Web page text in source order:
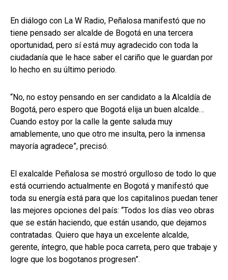
En diálogo con La W Radio, Peñalosa manifestó que no
tiene pensado ser alcalde de Bogotá en una tercera
oportunidad, pero sí está muy agradecido con toda la
ciudadanía que le hace saber el cariño que le guardan por
lo hecho en su último periodo.
“No, no estoy pensando en ser candidato a la Alcaldía de
Bogotá, pero espero que Bogotá elija un buen alcalde…
Cuando estoy por la calle la gente saluda muy
amablemente, uno que otro me insulta, pero la inmensa
mayoría agradece”, precisó.
El exalcalde Peñalosa se mostró orgulloso de todo lo que
está ocurriendo actualmente en Bogotá y manifestó que
toda su energía está para que los capitalinos puedan tener
las mejores opciones del país: “Todos los días veo obras
que se están haciendo, que están usando, que dejamos
contratadas. Quiero que haya un excelente alcalde,
gerente, íntegro, que hable poca carreta, pero que trabaje y
logre que los bogotanos progresen”.